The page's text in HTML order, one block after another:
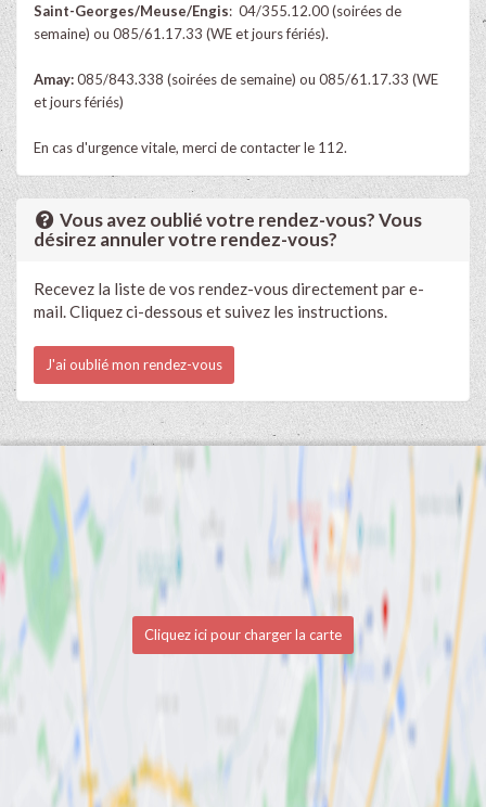
Saint-Georges/Meuse/Engis: 04/355.12.00 (soirées de
semaine) ou 085/61.17.33 (WE et jours fériés).
Amay:085/843.338 (soirées de semaine) ou 085/61.17.33 (WE
et jours fériés)
En cas d'urgence vitale, merci de contacter le 112.
Vous avez oublié votre rendez-vous? Vous
désirez annuler votre rendez-vous?
Recevez la liste de vos rendez-vous directement par e-
mail. Cliquez ci-dessous et suivez les instructions.
J'ai oublié mon rendez-vous
Cliquez ici pour charger la carte